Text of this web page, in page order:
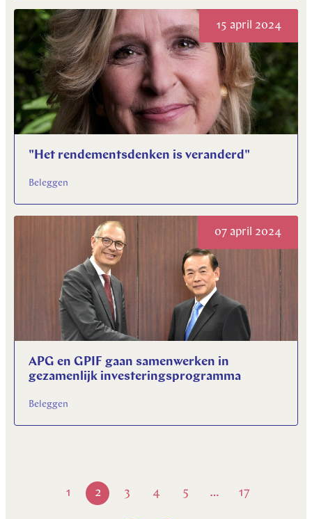
15 april 2024
"Het rendementsdenken is veranderd"
Beleggen
07 april 2024
APG en GPIF gaan samenwerken in
gezamenlijk investeringsprogramma
Beleggen
1 2 3 4 5 … 17